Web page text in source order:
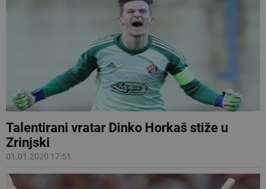
Talentirani vratar Dinko Horkaš stiže u
Zrinjski
01.01.2020 17:51